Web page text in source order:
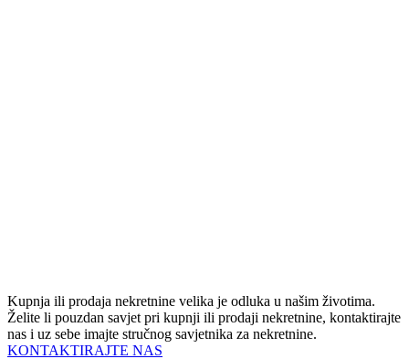
Kupnja ili prodaja nekretnine velika je odluka u našim životima.
Želite li pouzdan savjet pri kupnji ili prodaji nekretnine, kontaktirajte
nas i uz sebe imajte stručnog savjetnika za nekretnine.
KONTAKTIRAJTE NAS